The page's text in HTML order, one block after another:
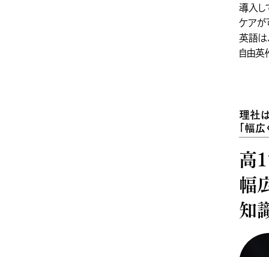
導入し
ケアが
英語は
自由英
理社
「幅広
高
幅
知